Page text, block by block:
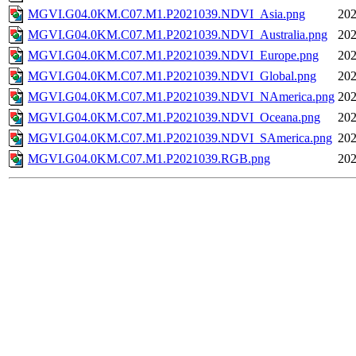
MGVI.G04.0KM.C07.M1.P2021039.NDVI_Asia.png
MGVI.G04.0KM.C07.M1.P2021039.NDVI_Australia.png
MGVI.G04.0KM.C07.M1.P2021039.NDVI_Europe.png
MGVI.G04.0KM.C07.M1.P2021039.NDVI_Global.png
MGVI.G04.0KM.C07.M1.P2021039.NDVI_NAmerica.png
MGVI.G04.0KM.C07.M1.P2021039.NDVI_Oceana.png
MGVI.G04.0KM.C07.M1.P2021039.NDVI_SAmerica.png
MGVI.G04.0KM.C07.M1.P2021039.RGB.png